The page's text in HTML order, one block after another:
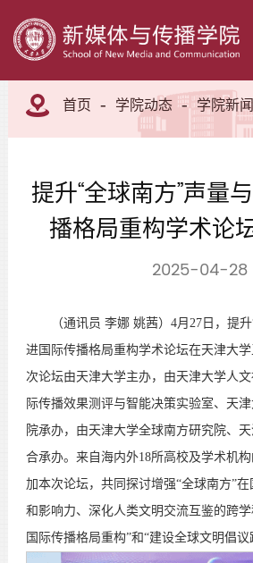
首页 学院动态 学院新闻
提升“全球南方”声量
播格局重构学术论
2025-04-28
（通讯员 李娜 姚茜）4月27日，提
进国际传播格局重构学术论坛在天津大
次论坛由天津大学主办，由天津大学人
际传播效果测评与智能决策实验室、天
院承办，由天津大学全球南方研究院、
合承办。来自海内外18所高校及学术机
加本次论坛，共同探讨增强“全球南方”
和影响力、深化人类文明交流互鉴的跨
国际传播格局重构”和“建设全球文明倡议